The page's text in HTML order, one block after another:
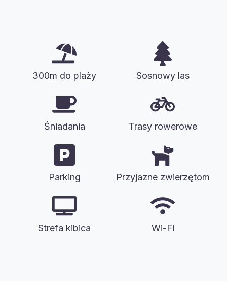
300m do plaży Sosnowy las
Śniadania Trasy rowerowe
Parking Przyjazne zwierzętom
Strefa kibica Wi-Fi